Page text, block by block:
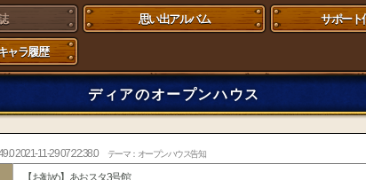
思い出アルバム サポート
ャラ履歴
ディアのオープンハウス
2021-11-29 07:22:38.0 テーマ：オープンハウス告知
【お勧め】あおスタ3号館